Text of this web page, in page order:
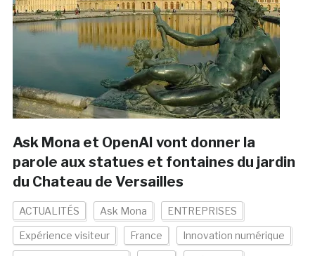
Ask Mona et OpenAI vont donner la
parole aux statues et fontaines du jardin
du Chateau de Versailles
ACTUALITÉS Ask Mona ENTREPRISES
Expérience visiteur France Innovation numérique